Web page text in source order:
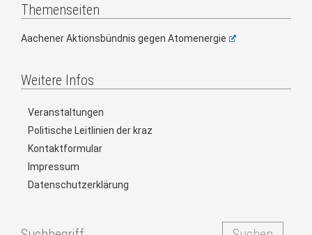
Themenseiten
Aachener Aktionsbündnis gegen Atomenergie
Weitere Infos
Veranstaltungen
Politische Leitlinien der kraz
Kontaktformular
Impressum
Datenschutzerklärung